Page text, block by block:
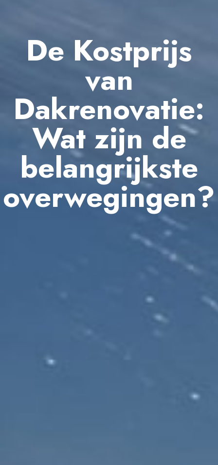
De Kostprijs
van
Dakrenovatie:
Wat zijn de
belangrijkste
overwegingen?